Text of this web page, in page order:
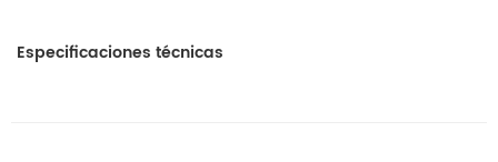
Especificaciones técnicas